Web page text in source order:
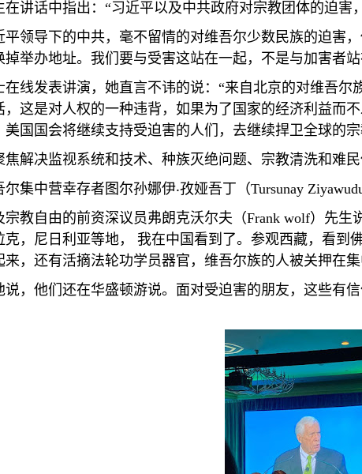
讲话中指出： “习近平以及中共政府对宗教团体的迫害
领导下的中共，毫不留情的对维吾尔少数民族的迫害，
举办地址。我们要与受害这站在一起，不是与加害者站
线发表讲演，她直言不讳的说： “来自北京的对维吾尔
这是对人权的一种违背，如果为了国家的经济利益而
国国会将继续支持受迫害的人们，去继续捍卫全球的宗
焦解决监视系统和技术、种族灭绝问题、宗教清洗和难民
尔集中营幸存者图尔孙娜伊‧孜娅吾丁（Tursunay
教自由的前资深议员弗朗克沃尔夫（Frank wolf）先生
，尼日利亚等地， 我在中国看到了。参观西藏，看
，还有活摘法轮功学员器官，维吾尔族的人被关押在集
，他们还在华盛顿游说。面对受迫害的朋友，这些有信